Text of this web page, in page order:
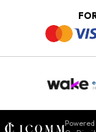
Termos e
Trabalhe Conosco
Termos e
Política de